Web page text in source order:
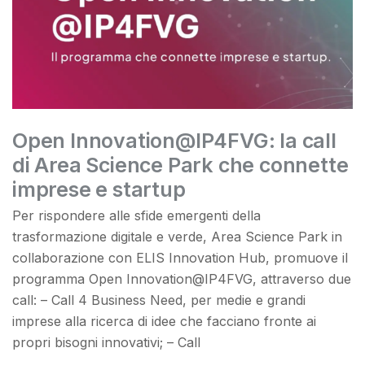
Open Innovation@IP4FVG: la call
di Area Science Park che connette
imprese e startup
Per rispondere alle sfide emergenti della
trasformazione digitale e verde, Area Science Park in
collaborazione con ELIS Innovation Hub, promuove il
programma Open Innovation@IP4FVG, attraverso due
call: – Call 4 Business Need, per medie e grandi
imprese alla ricerca di idee che facciano fronte ai
propri bisogni innovativi; – Call